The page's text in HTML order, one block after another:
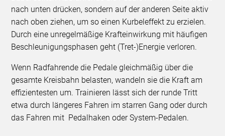
nach unten drücken, sondern auf der anderen Seite aktiv
nach oben ziehen, um so einen Kurbeleffekt zu erzielen.
Durch eine unregelmäßige Krafteinwirkung mit häufigen
Beschleunigungsphasen geht (Tret-)Energie verloren.
Wenn Radfahrende die Pedale gleichmäßig über die
gesamte Kreisbahn belasten, wandeln sie die Kraft am
effizientesten um. Trainieren lässt sich der runde Tritt
etwa durch längeres Fahren im starren Gang oder durch
das Fahren mit Pedalhaken oder System-Pedalen.